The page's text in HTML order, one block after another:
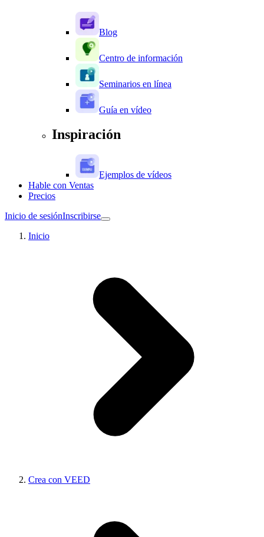
Blog
Centro de información
Seminarios en línea
Guía en vídeo
Inspiración
Ejemplos de vídeos
Hable con Ventas
Precios
Inicio de sesiónInscribirse
Inicio
Crea con VEED